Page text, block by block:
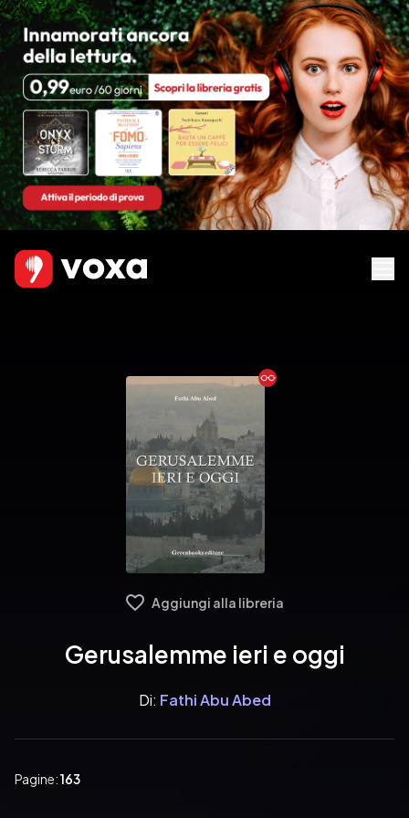
Ebook
Aggiungi alla libreria
Gerusalemme ieri e oggi
Di: Fathi Abu Abed
Pagine:163